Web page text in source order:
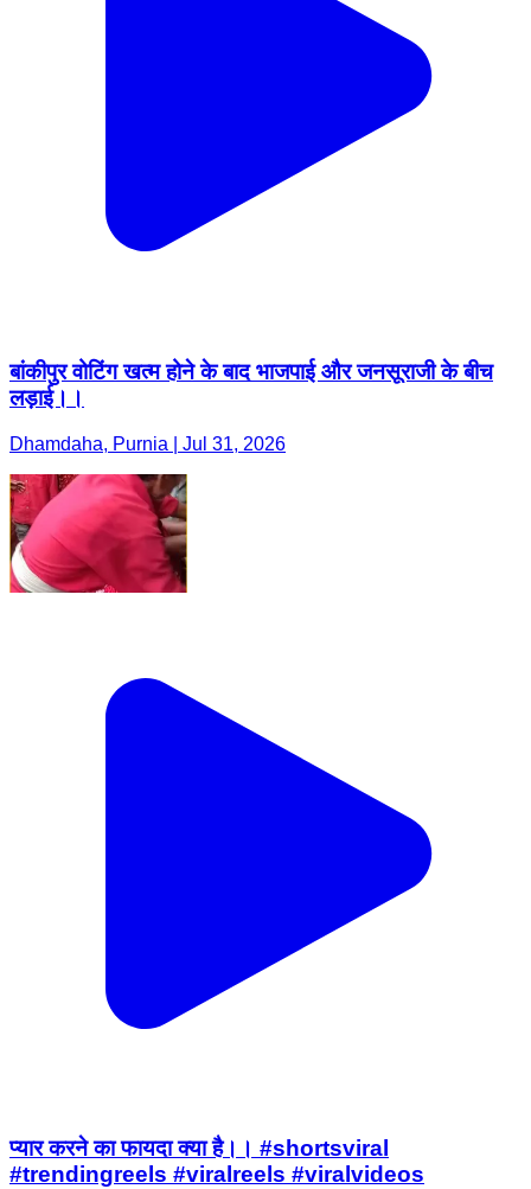
बांकीपुर वोटिंग खत्म होने के बाद भाजपाई और जनसूराजी के बीच
लड़ाई।।
Dhamdaha, Purnia | Jul 31, 2026
प्यार करने का फायदा क्या है।। #shortsviral
#trendingreels #viralreels #viralvideos